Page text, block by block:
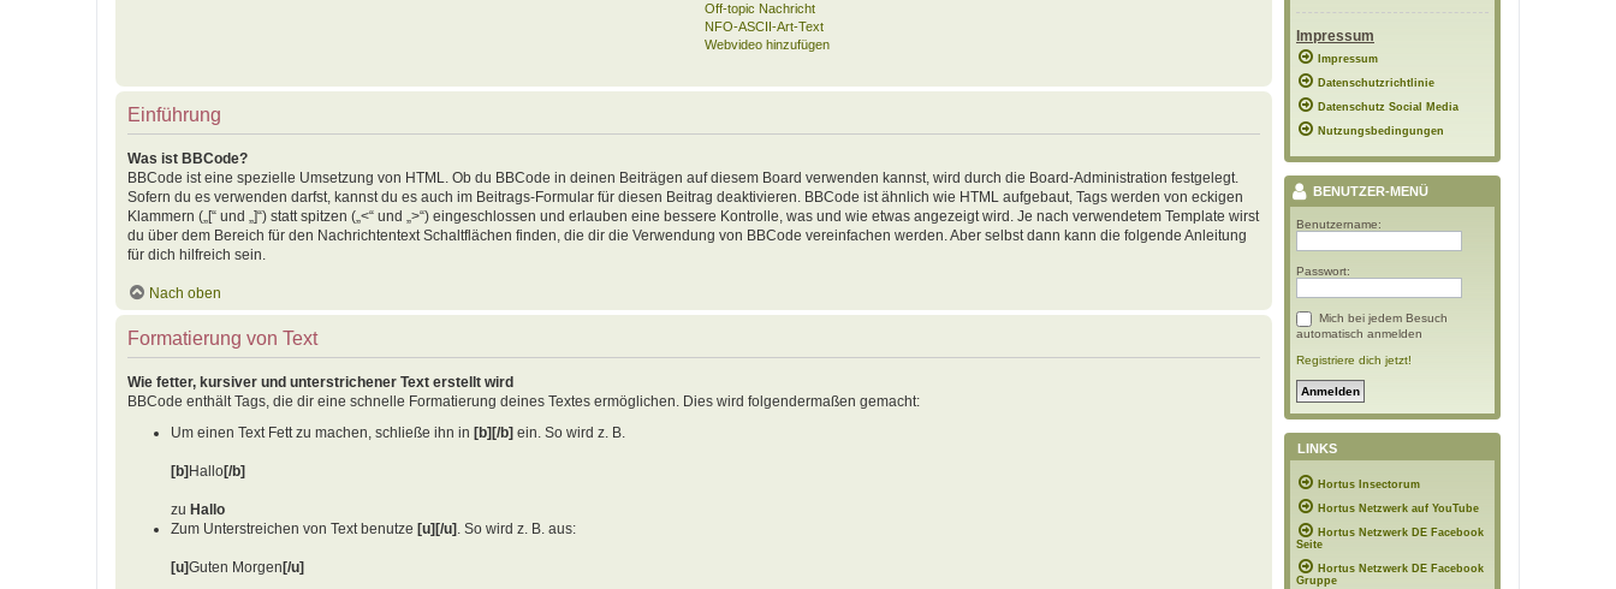
Off-topic Nachricht
NFO-ASCII-Art-Text
Webvideo hinzufügen
Einführung
Was ist BBCode?
BBCode ist eine spezielle Umsetzung von HTML. Ob du BBCode in deinen Beiträgen auf diesem Board verwenden kannst, wird durch die Board-Administration festgelegt.
Sofern du es verwenden darfst, kannst du es auch im Beitrags-Formular für diesen Beitrag deaktivieren. BBCode ist ähnlich wie HTML aufgebaut, Tags werden von eckigen
Klammern („[“ und „]“) statt spitzen („<“ und „>“) eingeschlossen und erlauben eine bessere Kontrolle, was und wie etwas angezeigt wird. Je nach verwendetem Template wirst
du über dem Bereich für den Nachrichtentext Schaltflächen finden, die dir die Verwendung von BBCode vereinfachen werden. Aber selbst dann kann die folgende Anleitung
für dich hilfreich sein.
Nach oben
Formatierung von Text
Wie fetter, kursiver und unterstrichener Text erstellt wird
BBCode enthält Tags, die dir eine schnelle Formatierung deines Textes ermöglichen. Dies wird folgendermaßen gemacht:
Um einen Text Fett zu machen, schließe ihn in [b][/b] ein. So wird z. B.
[b]Hallo[/b]
zu Hallo
Zum Unterstreichen von Text benutze [u][/u] . So wird z. B. aus:
[u]Guten Morgen[/u]
Impressum
Impressum
Datenschutzrichtlinie
Datenschutz Social Media
Nutzungsbedingungen
BENUTZER-MENÜ
Benutzername:
Passwort:
Mich bei jedem Besuch
automatisch anmelden
Registriere dich jetzt!
LINKS
Hortus Insectorum
Hortus Netzwerk auf YouTube
Hortus Netzwerk DE Facebook
Seite
Hortus Netzwerk DE Facebook
Gruppe